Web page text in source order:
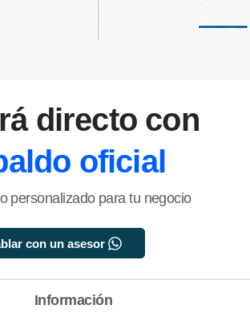
directo con
oficial
personalizado para tu negocio
con un asesor
Información